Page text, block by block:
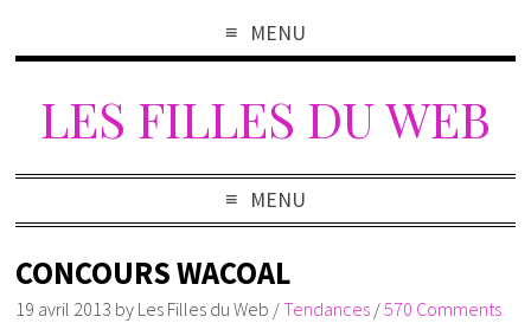
MENU
LES FILLES DU WEB
MENU
CONCOURS WACOAL
19 avril 2013 by Les Filles du Web /Tendances /570 Comments